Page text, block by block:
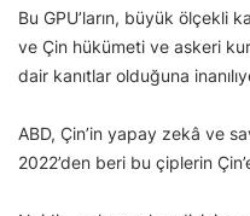
Bu GPU’ların, büyük ölçekli
ve Çin hükümeti ve askeri
dair kanıtlar olduğuna
ABD, Çin’in yapay zekâ ve
2022’den beri bu çiplerin